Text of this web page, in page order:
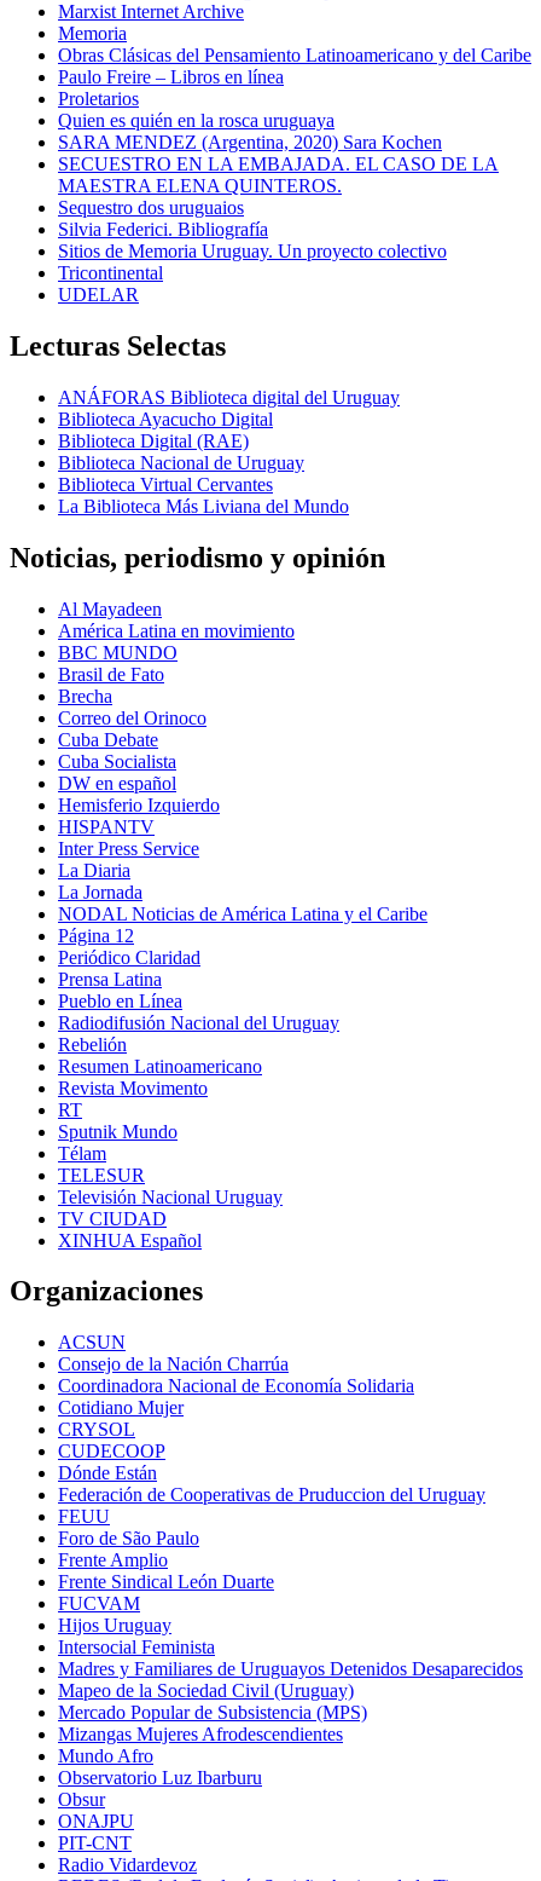
Marxist Internet Archive
Memoria
Obras Clásicas del Pensamiento Latinoamericano y del Caribe
Paulo Freire – Libros en línea
Proletarios
Quien es quién en la rosca uruguaya
SARA MENDEZ (Argentina, 2020) Sara Kochen
SECUESTRO EN LA EMBAJADA. EL CASO DE LA
MAESTRA ELENA QUINTEROS.
Sequestro dos uruguaios
Silvia Federici. Bibliografía
Sitios de Memoria Uruguay. Un proyecto colectivo
Tricontinental
UDELAR
Lecturas Selectas
ANÁFORAS Biblioteca digital del Uruguay
Biblioteca Ayacucho Digital
Biblioteca Digital (RAE)
Biblioteca Nacional de Uruguay
Biblioteca Virtual Cervantes
La Biblioteca Más Liviana del Mundo
Noticias, periodismo y opinión
Al Mayadeen
América Latina en movimiento
BBC MUNDO
Brasil de Fato
Brecha
Correo del Orinoco
Cuba Debate
Cuba Socialista
DW en español
Hemisferio Izquierdo
HISPANTV
Inter Press Service
La Diaria
La Jornada
NODAL Noticias de América Latina y el Caribe
Página 12
Periódico Claridad
Prensa Latina
Pueblo en Línea
Radiodifusión Nacional del Uruguay
Rebelión
Resumen Latinoamericano
Revista Movimento
RT
Sputnik Mundo
Télam
TELESUR
Televisión Nacional Uruguay
TV CIUDAD
XINHUA Español
Organizaciones
ACSUN
Consejo de la Nación Charrúa
Coordinadora Nacional de Economía Solidaria
Cotidiano Mujer
CRYSOL
CUDECOOP
Dónde Están
Federación de Cooperativas de Pruduccion del Uruguay
FEUU
Foro de São Paulo
Frente Amplio
Frente Sindical León Duarte
FUCVAM
Hijos Uruguay
Intersocial Feminista
Madres y Familiares de Uruguayos Detenidos Desaparecidos
Mapeo de la Sociedad Civil (Uruguay)
Mercado Popular de Subsistencia (MPS)
Mizangas Mujeres Afrodescendientes
Mundo Afro
Observatorio Luz Ibarburu
Obsur
ONAJPU
PIT-CNT
Radio Vidardevoz